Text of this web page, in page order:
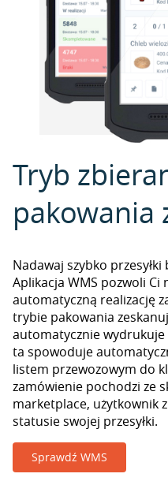
Tryb
pakowania
Nadawaj szybko przesyłki
Aplikacja WMS pozwoli Ci
automatyczną realizację
trybie pakowania
automatycznie wydrukuje
ta spowoduje
listem przewozowym do
zamówienie pochodzi ze
marketplace, użytkownik
statusie swojej przesyłki.
Sprawdź WMS